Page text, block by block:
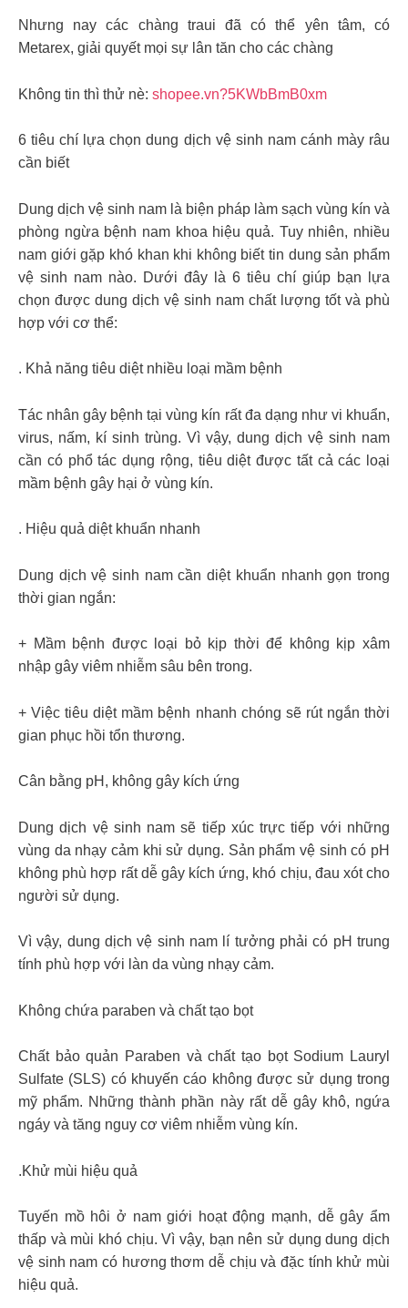
Nhưng nay các chàng traui đã có thể yên tâm, có
Metarex, giải quyết mọi sự lân tăn cho các chàng
Không tin thì thử nè: shopee.vn?5KWbBmB0xm
6 tiêu chí lựa chọn dung dịch vệ sinh nam cánh mày râu
cần biết
Dung dịch vệ sinh nam là biện pháp làm sạch vùng kín và
phòng ngừa bệnh nam khoa hiệu quả. Tuy nhiên, nhiều
nam giới gặp khó khan khi không biết tin dung sản phẩm
vệ sinh nam nào. Dưới đây là 6 tiêu chí giúp bạn lựa
chọn được dung dịch vệ sinh nam chất lượng tốt và phù
hợp với cơ thể:
. Khả năng tiêu diệt nhiều loại mầm bệnh
Tác nhân gây bệnh tại vùng kín rất đa dạng như vi khuẩn,
virus, nấm, kí sinh trùng. Vì vậy, dung dịch vệ sinh nam
cần có phổ tác dụng rộng, tiêu diệt được tất cả các loại
mầm bệnh gây hại ở vùng kín.
. Hiệu quả diệt khuẩn nhanh
Dung dịch vệ sinh nam cần diệt khuẩn nhanh gọn trong
thời gian ngắn:
+ Mầm bệnh được loại bỏ kịp thời để không kịp xâm
nhập gây viêm nhiễm sâu bên trong.
+ Việc tiêu diệt mầm bệnh nhanh chóng sẽ rút ngắn thời
gian phục hồi tổn thương.
Cân bằng pH, không gây kích ứng
Dung dịch vệ sinh nam sẽ tiếp xúc trực tiếp với những
vùng da nhạy cảm khi sử dụng. Sản phẩm vệ sinh có pH
không phù hợp rất dễ gây kích ứng, khó chịu, đau xót cho
người sử dụng.
Vì vậy, dung dịch vệ sinh nam lí tưởng phải có pH trung
tính phù hợp với làn da vùng nhạy cảm.
Không chứa paraben và chất tạo bọt
Chất bảo quản Paraben và chất tạo bọt Sodium Lauryl
Sulfate (SLS) có khuyến cáo không được sử dụng trong
mỹ phẩm. Những thành phần này rất dễ gây khô, ngứa
ngáy và tăng nguy cơ viêm nhiễm vùng kín.
.Khử mùi hiệu quả
Tuyến mồ hôi ở nam giới hoạt động mạnh, dễ gây ẩm
thấp và mùi khó chịu. Vì vậy, bạn nên sử dụng dung dịch
vệ sinh nam có hương thơm dễ chịu và đặc tính khử mùi
hiệu quả.